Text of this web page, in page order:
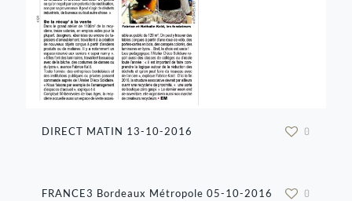
DIRECT MATIN 13-10-2016 0
FRANCE3 Bordeaux Métropole 05-10-2016 0